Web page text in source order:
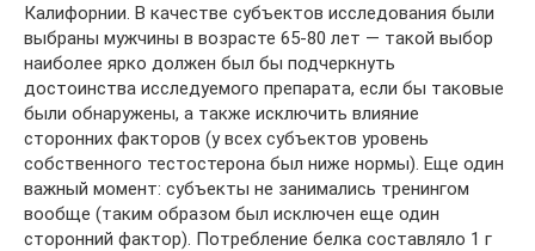
Калифорнии. В качестве субъектов исследования были
выбраны мужчины в возрасте 65-80 лет — такой выбор
наиболее ярко должен был бы подчеркнуть
достоинства исследуемого препарата, если бы таковые
были обнаружены, а также исключить влияние
сторонних факторов (у всех субъектов уровень
собственного тестостерона был ниже нормы). Еще один
важный момент: субъекты не занимались тренингом
вообще (таким образом был исключен еще один
сторонний фактор). Потребление белка составляло 1 г